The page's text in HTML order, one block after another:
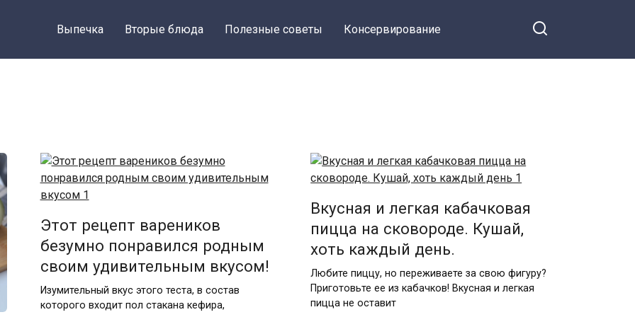
Выпечка Вторые блюда Полезные советы Консервирование
Этот рецепт вареников
безумно понравился родным
своим удивительным вкусом!
Изумительный вкус этого теста, в состав
которого входит пол стакана кефира,
Вкусная и легкая кабачковая
пицца на сковороде. Кушай,
хоть каждый день.
Любите пиццу, но переживаете за свою фигуру?
Приготовьте ее из кабачков! Вкусная и легкая
пицца не оставит